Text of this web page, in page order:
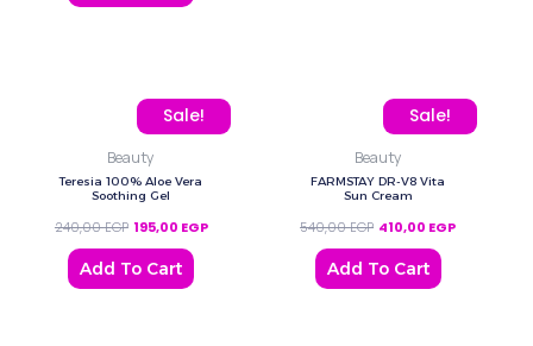
Sale!
Beauty
Teresia 100% Aloe Vera
Soothing Gel
240,00EGP
Original price was: 240,00 EGP.
195,00 EGP
Current price is: 195,00 EGP.
Add To Cart
Sale!
Beauty
FARMSTAY DR-V8 Vita
Sun Cream
540,00EGP
Original price was:
410,00 EGP
Current
Add To Cart